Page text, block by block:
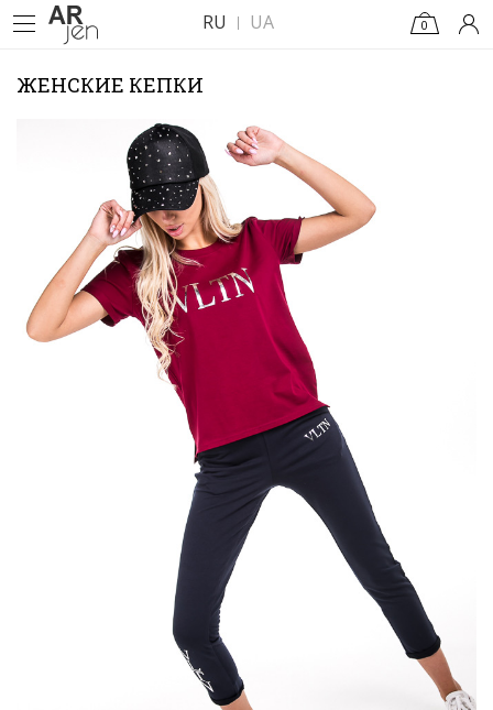
RU UA 0
ЖЕНСКИЕ КЕПКИ